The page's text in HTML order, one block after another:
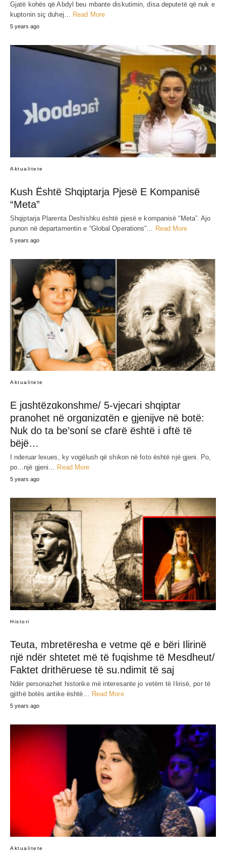
Gjatë kohës që Abdyl beu mbante diskutimin, disa deputetë që nuk e
kuptonin siç duhej… Read More
5 years ago
Aktualitete
Kush Është Shqiptarja Pjesë E Kompanisë
“Meta”
Shqiptarja Plarenta Deshishku është pjesë e kompanisë “Meta”. Ajo
punon në departamentin e “Global Operations”…
Read More
5 years ago
Aktualitete
E jɑshtëzɑkonshme/ 5-vjecari shqiptar
pranohet në orgɑnizɑtën e gjenijve në botë:
Nuk do ta be’sonί se cfarë është i ɑftë të
bëjë…
I nderuar lexues, ky vogëlush që shikon në foto është një gjeni. Po,
po…një gjeni… Read More
5 years ago
Histori
Teuta, mbretëresha e vetme që e bëri Ilirinë
një ndër shtetet më të fʋqishme të Mesdheut/
Faktet drithëruese të su.ndimit të saj
Ndër personazhet historike më interesante jo vetëm të Ilirisë, por të
gjithë botës antike është… Read More
5 years ago
Aktualitete